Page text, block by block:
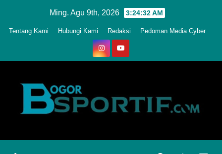
Ming. Agu 9th, 2026 3:24:35 AM
Tentang Kami Hubungi Kami Redaksi Pedoman Media Cyber